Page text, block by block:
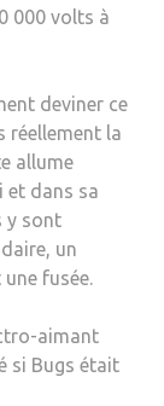
000 volts à
deviner ce
réellement la
allume
et dans sa
y sont
un
fusée.
aimant
si Bugs était